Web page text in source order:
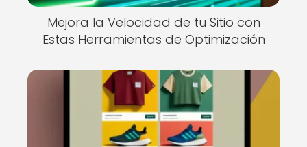
Mejora la Velocidad de tu Sitio con
Estas Herramientas de Optimización